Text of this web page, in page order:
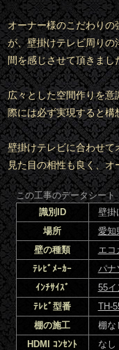
オーナー様のこだわり
が、壁掛けテレビ周り
間を感じさせて頂きまし
広々とした空間作りを
際には必ず実現すると
壁掛けテレビに合わせ
見た目の相性も良く、
この工事のデータシート
識別ID
壁掛
場所
愛知
壁の種類
エコ
ﾃﾚﾋﾞﾒｰｶｰ
パナ
ｲﾝﾁｻｲｽﾞ
55イ
ﾃﾚﾋﾞ型番
TH-
棚の施工
棚な
HDMI ｺﾝｾﾝﾄ
なし